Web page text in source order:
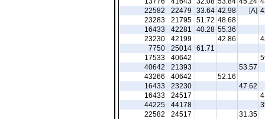
[A]
42.98
33.64
22479
22582
48.68
51.72
21795
23283
55.36
40.28
42281
16433
42.86
42199
23230
61.71
25014
7750
40642
17533
53.57
21393
40642
52.16
40642
43266
47.62
23230
16433
24517
16433
44178
44225
31.35
24517
22582